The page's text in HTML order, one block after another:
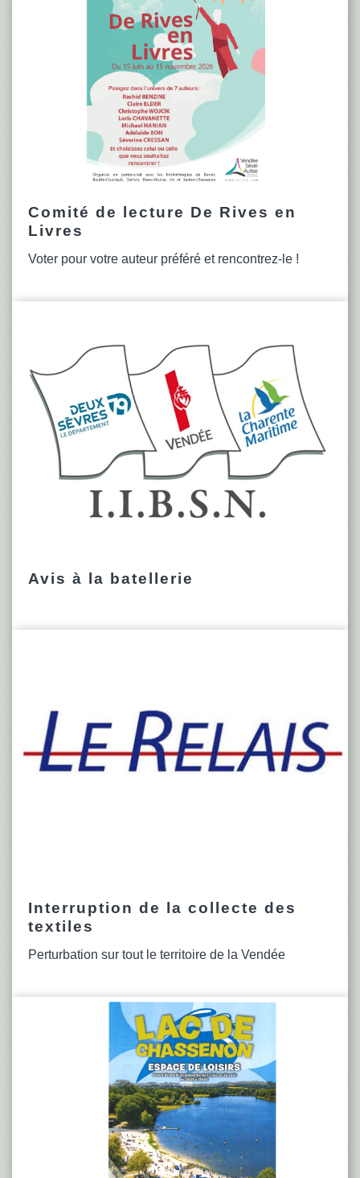
Comité de lecture De Rives en
Livres
Voter pour votre auteur préféré et rencontrez-le !
Avis à la batellerie
Interruption de la collecte des
textiles
Perturbation sur tout le territoire de la Vendée